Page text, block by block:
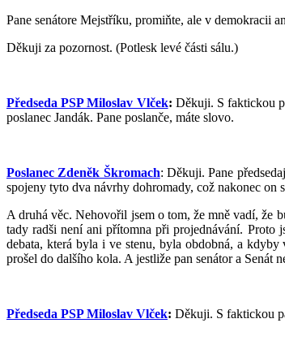
Pane senátore Mejstříku, promiňte, ale v demokracii
Děkuji za pozornost. (Potlesk levé části sálu.)
Předseda PSP Miloslav Vlček: Děkuji. S faktickou
poslanec Jandák. Pane poslanče, máte slovo.
Poslanec Zdeněk Škromach: Děkuji. Pane
spojeny tyto dva návrhy dohromady, což nakonec on
A druhá věc. Nehovořil jsem o tom, že mně vadí, že
tady radši není ani přítomna při projednávání.
debata, která byla i ve stenu, byla obdobná, a
prošel do dalšího kola. A jestliže pan senátor a Senát
Předseda PSP Miloslav Vlček: Děkuji. S faktickou